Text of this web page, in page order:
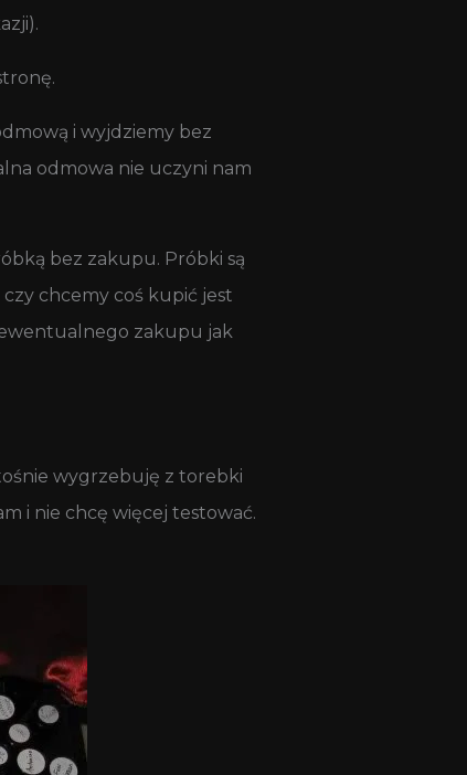
i wyjdziemy bez
odmowa nie uczyni nam
bez zakupu. Próbki są
chcemy coś kupić jest
zakupu jak
wygrzebuję z torebki
i nie chcę więcej testować.